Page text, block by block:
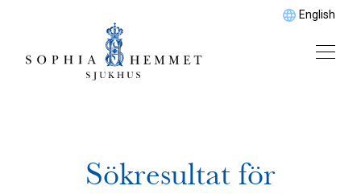
English
Sökresultat för